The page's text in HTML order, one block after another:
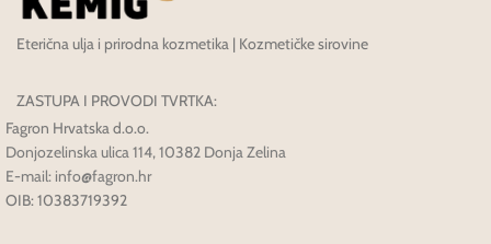
Eterična ulja i prirodna kozmetika | Kozmetičke sirovine
ZASTUPA I PROVODI TVRTKA:
Fagron Hrvatska d.o.o.
Donjozelinska ulica 114, 10382 Donja Zelina
E-mail: info@fagron.hr
OIB: 10383719392